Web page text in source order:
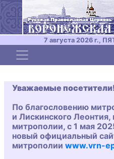
7 августа 2026 г.,
Toggle navigation
Уважаемые
По благословению
и Лискинского
митрополии, с 1 мая
новый официальный
митрополии www.vrn-